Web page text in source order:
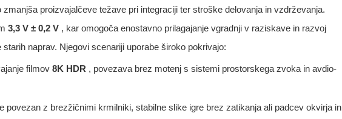
proizvajalčeve težave pri integraciji ter stroške delovanja in vzdrževanja.
3,3 V ± 0,2 V , kar omogoča enostavno prilagajanje vgradnji v raziskave in razvoj
naprav. Njegovi scenariji uporabe široko pokrivajo:
filmov 8K HDR , povezava brez motenj s sistemi prostorskega zvoka in avdio-
povezan z brezžičnimi krmilniki, stabilne slike igre brez zatikanja ali padcev okvirja in